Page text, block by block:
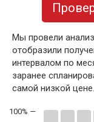
Мы провели
отобразили
интервалом по
заранее
самой низкой цене.